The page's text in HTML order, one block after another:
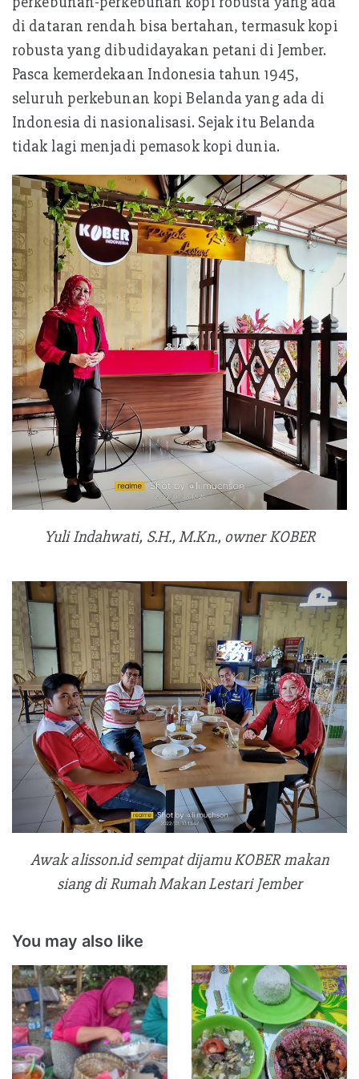
di dataran rendah bisa bertahan, termasuk kopi
robusta yang dibudidayakan petani di Jember.
Pasca kemerdekaan Indonesia tahun 1945,
seluruh perkebunan kopi Belanda yang ada di
Indonesia di nasionalisasi. Sejak itu Belanda
tidak lagi menjadi pemasok kopi dunia.
Yuli Indahwati, S.H., M.Kn., owner KOBER
Awak alisson.id sempat dijamu KOBER makan
siang di Rumah Makan Lestari Jember
You may also like